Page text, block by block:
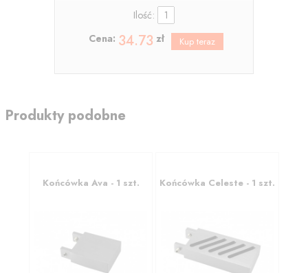
Ilość:
Cena: 34.73 zł
Produkty podobne
Końcówka Ava - 1 szt. Końcówka Celeste - 1 szt.